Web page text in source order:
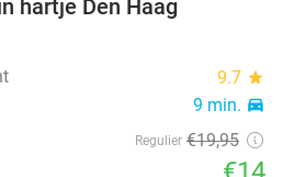
hartje Den Haag
9.7 star
9 min. directions_car
Regulier €19,95